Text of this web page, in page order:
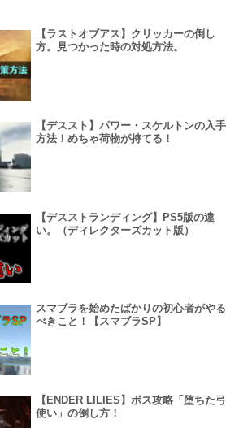
【ラストオブアス】クリッカーの倒し
方。見つかった時の対処方法。
【デススト】パワー・スケルトンの入手
方法！めちゃ荷物が持てる！
【デスストランディング】PS5版の違
い。（ディレクターズカット版）
スマブラを始めたばかりの初心者がやる
べきこと！【スマブラSP】
【ENDER LILIES】ボス攻略「堕ちた弓
使い」の倒し方！